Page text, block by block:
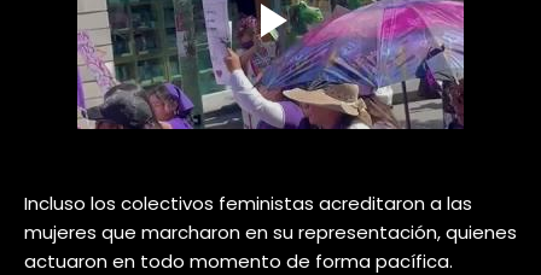
Incluso los colectivos feministas acreditaron a las
mujeres que marcharon en su representación, quienes
actuaron en todo momento de forma pacífica.